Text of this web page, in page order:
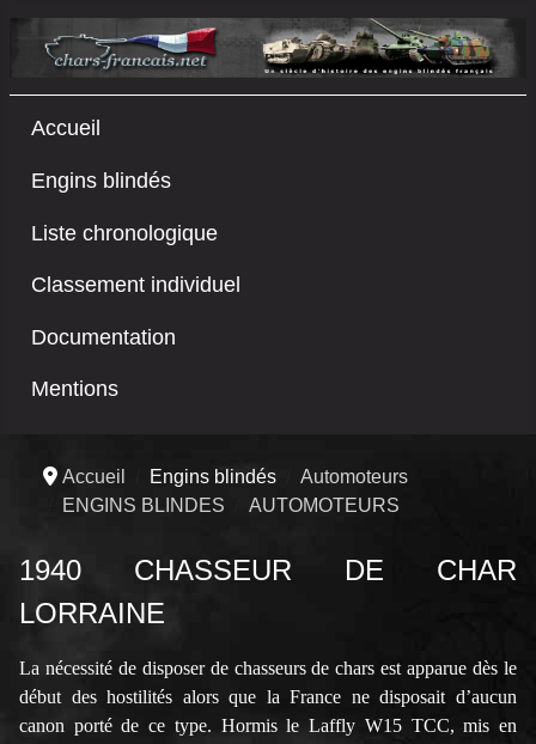
Accueil
Engins blindés
Liste chronologique
Classement individuel
Documentation
Mentions
Accueil Engins blindés
Automoteurs
ENGINS BLINDES
AUTOMOTEURS
1940 CHASSEUR DE CHAR
LORRAINE
La nécessité de disposer de chasseurs de chars est apparue dès le
début des hostilités alors que la France ne disposait d’aucun
canon porté de ce type. Hormis le Laffly W15 TCC, mis en